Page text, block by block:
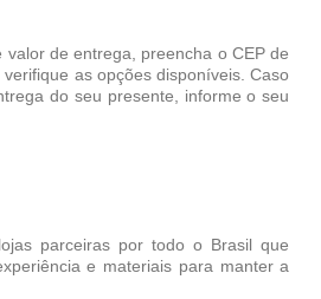
valor de entrega, preencha o CEP de
as opções disponíveis. Caso
do seu presente, informe o seu
parceiras por todo o Brasil que
e materiais para manter a